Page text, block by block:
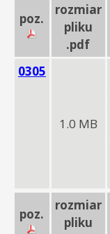
poz.
rozmiar
pliku
.pdf
0305
1.0 MB
poz.
rozmiar
pliku